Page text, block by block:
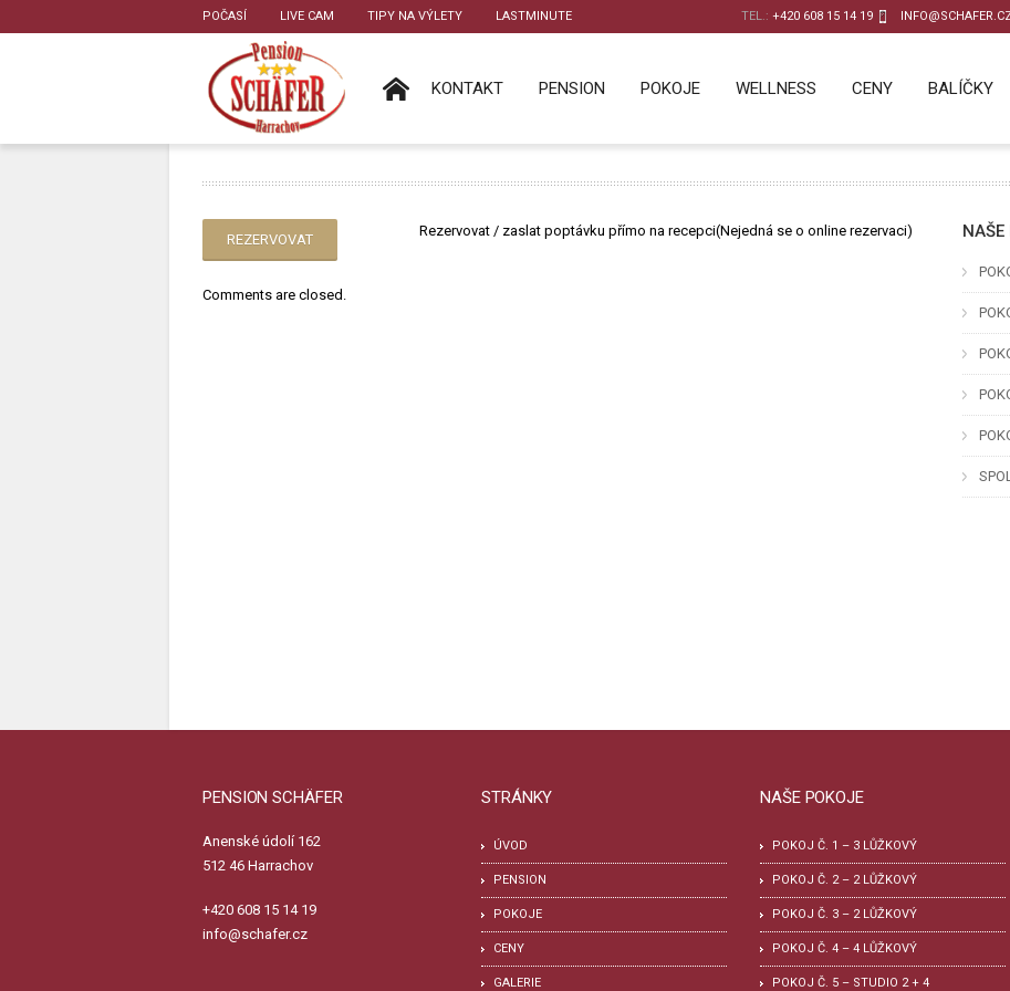
POČASÍ LIVE CAM TIPY NA VÝLETY LASTMINUTE TEL.: +420 608 15 14 19
KONTAKT PENSION POKOJE WELLNESS CENY BALÍČKY
REZERVOVAT
Rezervovat / zaslat poptávku přímo na recepci(Nejedná se o online rezervaci)
Comments are closed.
NAŠE
PENSION SCHÄFER
Anenské údolí 162
512 46 Harrachov
+420 608 15 14 19
info@schafer.cz
STRÁNKY
ÚVOD
PENSION
POKOJE
CENY
GALERIE
NAŠE POKOJE
POKOJ Č. 1 – 3 LŮŽKOVÝ
POKOJ Č. 2 – 2 LŮŽKOVÝ
POKOJ Č. 3 – 2 LŮŽKOVÝ
POKOJ Č. 4 – 4 LŮŽKOVÝ
POKOJ Č. 5 – STUDIO 2 + 4